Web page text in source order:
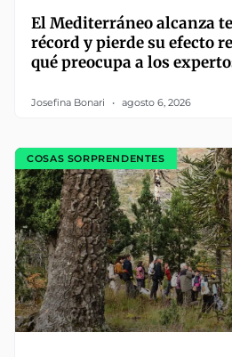
El Mediterráneo alcanza
récord y pierde su efecto
qué preocupa a los
Josefina Bonari agosto 6, 2026
COSAS SORPRENDENTES